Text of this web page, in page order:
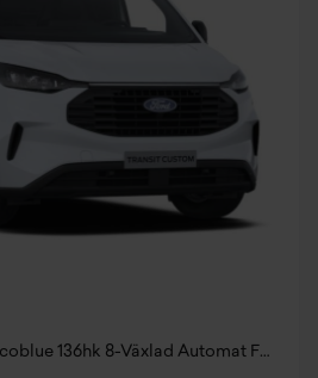
Skåp Trend 320l 2.0l Ecoblue 136hk 8-Växlad Automat FWD Diesel